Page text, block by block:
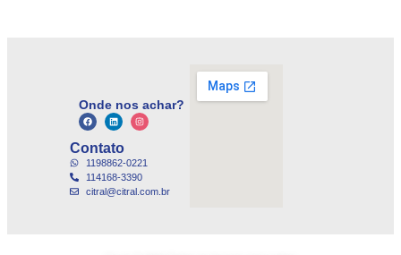
Onde nos achar?
Contato
1198862-0221
114168-3390
citral@citral.com.br